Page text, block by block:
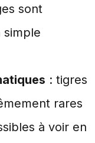
sont
simple
: tigres
rares
à voir en